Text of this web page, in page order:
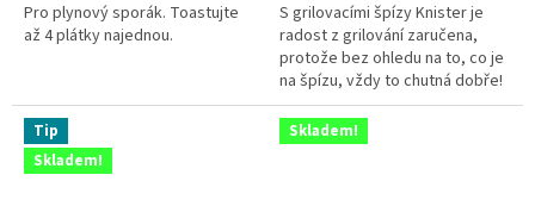
Pro plynový sporák. Toastujte
až 4 plátky najednou.
S grilovacími špízy Knister je
radost z grilování zaručena,
protože bez ohledu na to, co je
na špízu, vždy to chutná dobře!
Tip
Skladem!
Skladem!